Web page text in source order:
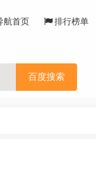
航首页 排行榜单
百度搜索